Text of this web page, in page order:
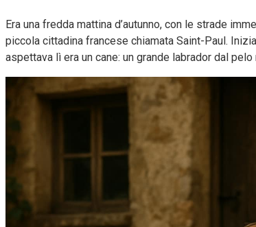
Era una fredda mattina d’autunno, con le strade
piccola cittadina francese chiamata Saint-Paul.
aspettava lì era un cane: un grande labrador dal